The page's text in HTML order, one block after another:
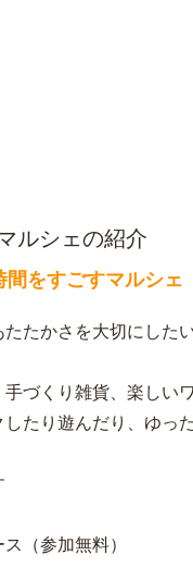
ルシェの紹介
をすごすマルシェ
たたかさを大切にし
づくり雑貨、楽しい
たり遊んだり、ゆっ
（参加無料）